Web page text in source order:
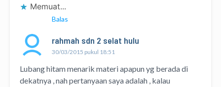
Memuat...
Balas
rahmah sdn 2 selat hulu
30/03/2015 pukul 18:51
Lubang hitam menarik materi apapun yg berada di
dekatnya , nah pertanyaan saya adalah , kalau